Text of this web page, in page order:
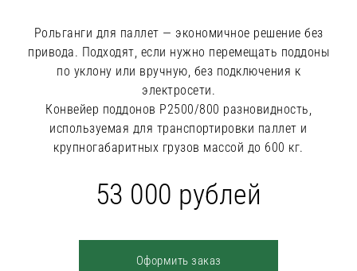
Рольганги для паллет — экономичное решение без
привода. Подходят, если нужно перемещать поддоны
по уклону или вручную, без подключения к
электросети.
Конвейер поддонов Р2500/800 разновидность,
используемая для транспортировки паллет и
крупногабаритных грузов массой до 600 кг.
53 000 рублей
Оформить заказ